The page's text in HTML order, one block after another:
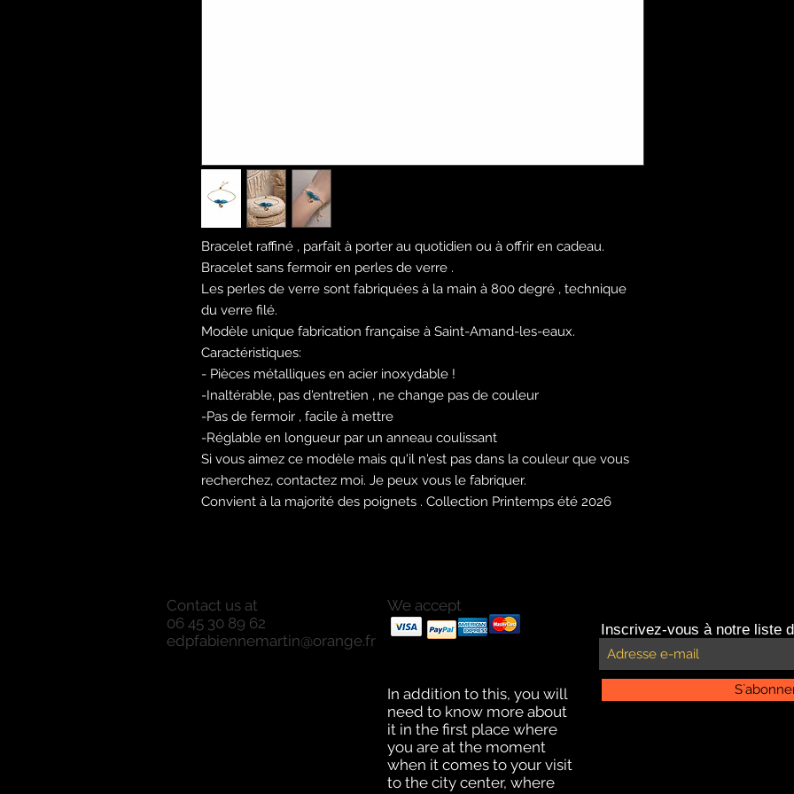
Bracelet raffiné , parfait à porter au quotidien ou à offrir en cadeau.
Bracelet sans fermoir en perles de verre .
Les perles de verre sont fabriquées à la main à 800 degré , technique
du verre filé.
Modèle unique fabrication française à Saint-Amand-les-eaux.
Caractéristiques:
- Pièces métalliques en acier inoxydable !
-Inaltérable, pas d'entretien , ne change pas de couleur
-Pas de fermoir , facile à mettre
-Réglable en longueur par un anneau coulissant
Si vous aimez ce modèle mais qu'il n'est pas dans la couleur que vous
recherchez, contactez moi. Je peux vous le fabriquer.
Convient à la majorité des poignets . Collection Printemps été 2026
Contact us at
06 45 30 89 62
edpfabiennemartin@orange.fr
We accept
Payments with Paypal
Payments by credit card.
In addition to this, you will
need to know more about
it in the first place where
you are at the moment
when it comes to your visit
to the city center, where
Inscrivez-vous à notre liste